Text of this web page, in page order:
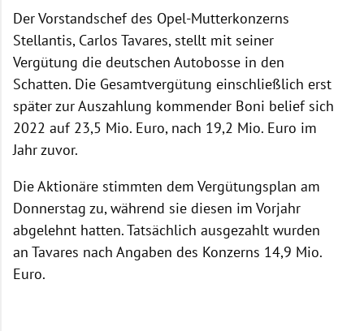
Der Vorstandschef des Opel-Mutterkonzerns
Stellantis, Carlos Tavares, stellt mit seiner
Vergütung die deutschen Autobosse in den
Schatten. Die Gesamtvergütung einschließlich erst
später zur Auszahlung kommender Boni belief sich
2022 auf 23,5 Mio. Euro, nach 19,2 Mio. Euro im
Jahr zuvor.
Die Aktionäre stimmten dem Vergütungsplan am
Donnerstag zu, während sie diesen im Vorjahr
abgelehnt hatten. Tatsächlich ausgezahlt wurden
an Tavares nach Angaben des Konzerns 14,9 Mio.
Euro.